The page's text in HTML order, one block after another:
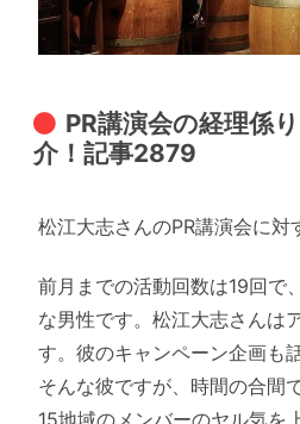
PR講演会の経理係
介！記事2879
松江大志さんのPR講演会に対
前月までの活動回数は19回で
な男性です。松江大志さんは
す。彼のキャンペーン企画も
そんな彼ですが、時間の合間